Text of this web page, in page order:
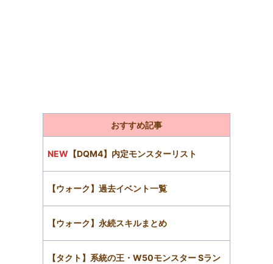
おすすめ記事
NEW 【DQM4】内定モンスターリスト
【ウォーク】過去イベント一覧
【ウォーク】永続スキルまとめ
【タクト】系統の王・W50モンスター Sラン